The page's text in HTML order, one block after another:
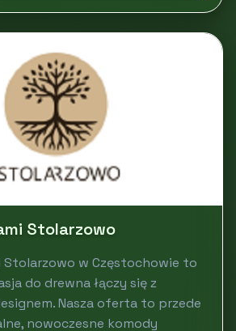
Stolarzowo
Stolarzowo w Częstochowie to
do drewna łączy się z
Nasza oferta to przede
nowoczesne komody